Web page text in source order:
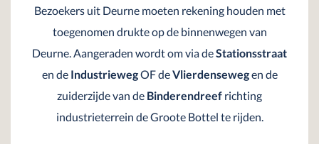
Bezoekers uit Deurne moeten rekening houden met
toegenomen drukte op de binnenwegen van
Deurne. Aangeraden wordt om via deStationsstraat
en de IndustriewegOF deVlierdensewegen de
zuiderzijde van de Binderendreef richting
industrieterrein de Groote Bottel te rijden.